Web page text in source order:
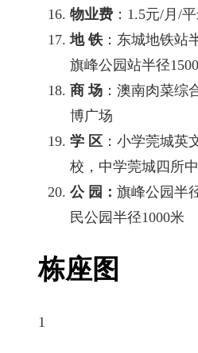
物业费 ：1.5元/月/
地 铁：东城地铁站
旗峰公园站半径
商 场 ：澳南肉菜综
博广场
学 区 ：小学莞城英
校，中学莞城四所
公 园： 旗峰公园半
民公园半径1000米
栋座图
1